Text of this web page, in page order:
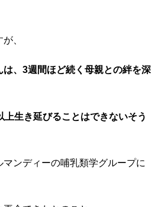
、
は、3週間ほど続く母親との絆を深
上生き延びることはできないそう
ンディーの哺乳類学グループに